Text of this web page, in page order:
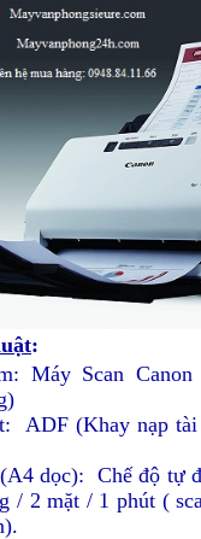
:
Máy Scan Canon
ADF (Khay nạp
dọc): Chế độ tự
/ 2 mặt / 1 phút (